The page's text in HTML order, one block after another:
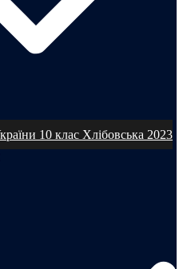
10 клас Хлібовська 2023